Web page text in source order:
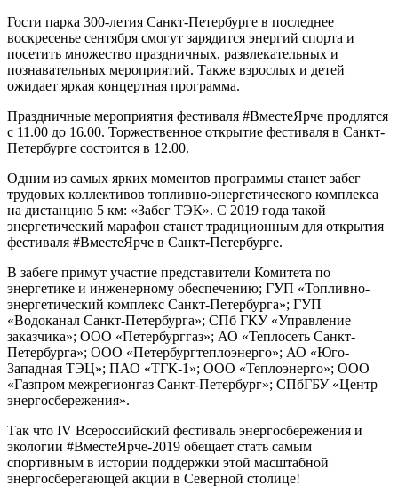
Гости парка 300-летия Санкт-Петербурге в последнее
воскресенье сентября смогут зарядится энергий спорта и
посетить множество праздничных, развлекательных и
познавательных мероприятий. Также взрослых и детей
ожидает яркая концертная программа.
Праздничные мероприятия фестиваля #ВместеЯрче продлятся
с 11.00 до 16.00. Торжественное открытие фестиваля в Санкт-
Петербурге состоится в 12.00.
Одним из самых ярких моментов программы станет забег
трудовых коллективов топливно-энергетического комплекса
на дистанцию 5 км: «Забег ТЭК». С 2019 года такой
энергетический марафон станет традиционным для открытия
фестиваля #ВместеЯрче в Санкт-Петербурге.
В забеге примут участие представители Комитета по
энергетике и инженерному обеспечению; ГУП «Топливно-
энергетический комплекс Санкт-Петербурга»; ГУП
«Водоканал Санкт-Петербурга»; СПб ГКУ «Управление
заказчика»; ООО «Петербурггаз»; АО «Теплосеть Санкт-
Петербурга»; ООО «Петербургтеплоэнерго»; АО «Юго-
Западная ТЭЦ»; ПАО «ТГК-1»; ООО «Теплоэнерго»; ООО
«Газпром межрегионгаз Санкт-Петербург»; СПбГБУ «Центр
энергосбережения».
Так что IV Всероссийский фестиваль энергосбережения и
экологии #ВместеЯрче-2019 обещает стать самым
спортивным в истории поддержки этой масштабной
энергосберегающей акции в Северной столице!